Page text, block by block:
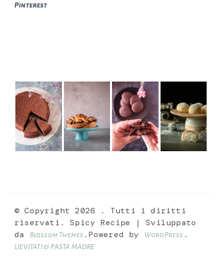
Pinterest
© Copyright 2026
. Tutti i diritti
riservati.
Spicy Recipe | Sviluppato
da
Blossom Themes .Powered by WordPress .
LIEVITATI & PASTA MADRE